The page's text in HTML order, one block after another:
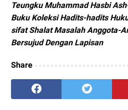
Teungku Muhammad Hasbi
Buku Koleksi Hadits-hadits
sifat Shalat Masalah Anggota-
Bersujud Dengan Lapisan
Share